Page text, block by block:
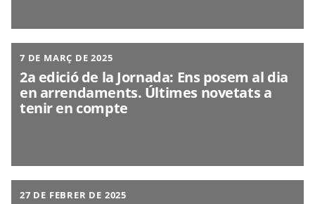
7 DE MARÇ DE 2025
2a edició de la Jornada: Ens posem al dia
en arrendaments. Últimes novetats a
tenir en compte
27 DE FEBRER DE 2025